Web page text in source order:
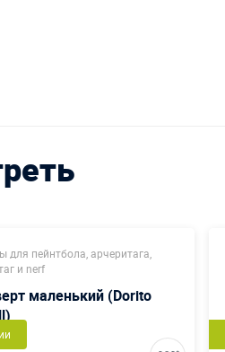
для пейнтбола, арчеритага,
и nerf
маленький (Dorito